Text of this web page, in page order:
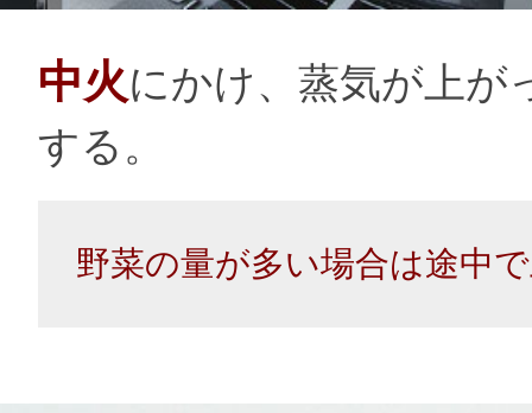
中火にかけ、蒸気が上が
する。
野菜の量が多い場合は途中